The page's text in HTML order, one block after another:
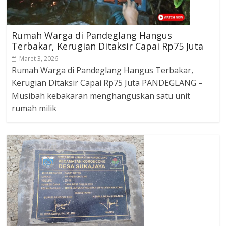
Rumah Warga di Pandeglang Hangus
Terbakar, Kerugian Ditaksir Capai Rp75 Juta
Maret 3, 2026
Rumah Warga di Pandeglang Hangus Terbakar,
Kerugian Ditaksir Capai Rp75 Juta PANDEGLANG –
Musibah kebakaran menghanguskan satu unit
rumah milik